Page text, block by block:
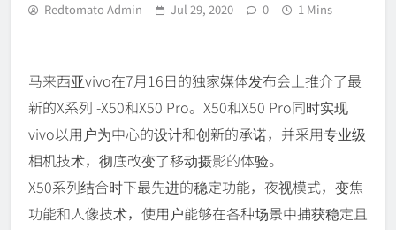
Redtomato Admin Jul 29, 2020 0 1 Mins
马来西亚vivo在7月16日的独家媒体发布会上推介了最
新的X系列 -X50和X50 Pro。X50和X50 Pro同时实现
vivo以用户为中心的设计和创新的承诺，并采用专业级
相机技术，彻底改变了移动摄影的体验。
X50系列结合时下最先进的稳定功能，夜视模式，变焦
功能和人像技术，使用户能够在各种场景中捕获稳定且